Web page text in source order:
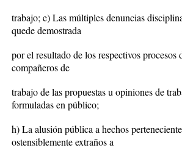
trabajo; e) Las múltiples denuncias
quede demostrada
por el resultado de los respectivos
compañeros de
trabajo de las propuestas u opiniones de
formuladas en público;
h) La alusión pública a hechos
ostensiblemente extraños a